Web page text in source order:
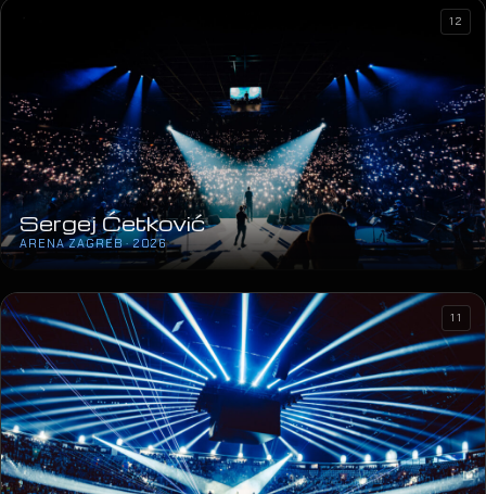
Sergej Ćetković
ARENA ZAGREB · 2026
12
11